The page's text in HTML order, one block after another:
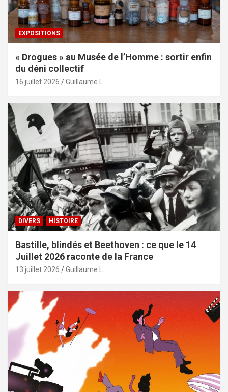
EXPOSITIONS
« Drogues » au Musée de l’Homme : sortir enfin
du déni collectif
16 juillet 2026 Guillaume L.
DIVERS HISTOIRE
Bastille, blindés et Beethoven : ce que le 14
Juillet 2026 raconte de la France
13 juillet 2026 Guillaume L.